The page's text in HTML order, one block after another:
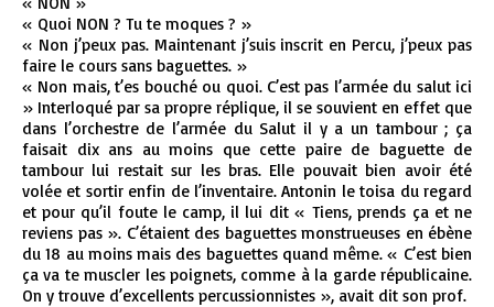
« Quoi NON ? Tu te moques ? »
« Non j’peux pas. Maintenant j’suis inscrit en Percu, j’peux pas
faire le cours sans baguettes. »
« Non mais, t’es bouché ou quoi. C’est pas l’armée du salut ici
» Interloqué par sa propre réplique, il se souvient en effet que
dans l’orchestre de l’armée du Salut il y a un tambour ; ça
faisait dix ans au moins que cette paire de baguette de
tambour lui restait sur les bras. Elle pouvait bien avoir été
volée et sortir enfin de l’inventaire. Antonin le toisa du regard
et pour qu’il foute le camp, il lui dit « Tiens, prends ça et ne
reviens pas ». C’étaient des baguettes monstrueuses en ébène
du 18 au moins mais des baguettes quand même. « C’est bien
ça va te muscler les poignets, comme à la garde républicaine.
On y trouve d’excellents percussionnistes », avait dit son prof.